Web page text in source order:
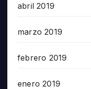
abril 2019
marzo 2019
febrero 2019
enero 2019